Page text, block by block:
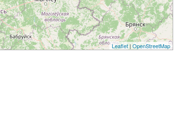
Leaflet | OpenStreetMap